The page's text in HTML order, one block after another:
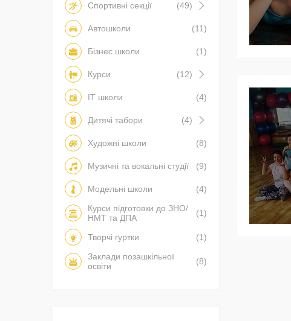
Спортивні секції (49)
Автошколи (11)
Бізнес школи (1)
Курси (12)
IT школи (4)
Дитячі табори (4)
Художні школи (8)
Музичні та вокальні студії (9)
Модельні школи
(4)
Курси підготовки до ЗНО/
НМТ та ДПА
(1)
Творчі гуртки
(1)
Заклади позашкільної
освіти
(8)